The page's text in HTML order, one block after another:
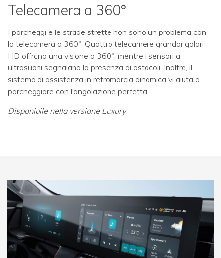
Telecamera a 360°
I parcheggi e le strade strette non sono un problema con
la telecamera a 360°. Quattro telecamere grandangolari
HD offrono una visione a 360°, mentre i sensori a
ultrasuoni segnalano la presenza di ostacoli. Inoltre, il
sistema di assistenza in retromarcia dinamica vi aiuta a
parcheggiare con l'angolazione perfetta.
Disponibile nella versione Luxury